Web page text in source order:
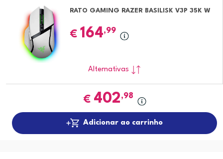
RATO GAMING RAZER BASILISK V3P 35K W
€ 164,99
Alternativas
€ 402,98
Adicionar ao carrinho